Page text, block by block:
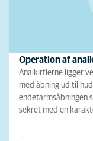
Operation af
Analkirtlerne ligger
med åbning ud til
endetarmsåbningen
sekret med en